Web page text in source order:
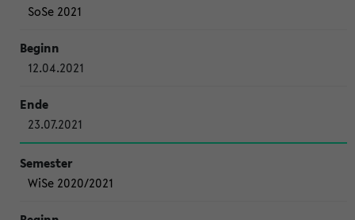
SoSe 2021
12.04.2021
23.07.2021
WiSe 2020/2021